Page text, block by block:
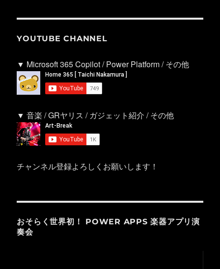
YOUTUBE CHANNEL
▼ Microsoft 365 Copilot / Power Platform / その他
▼ 音楽 / GRヤリス / ガジェット紹介 / その他
チャンネル登録よろしくお願いします！
おそらく世界初！ POWER APPS 楽器アプリ演
奏会